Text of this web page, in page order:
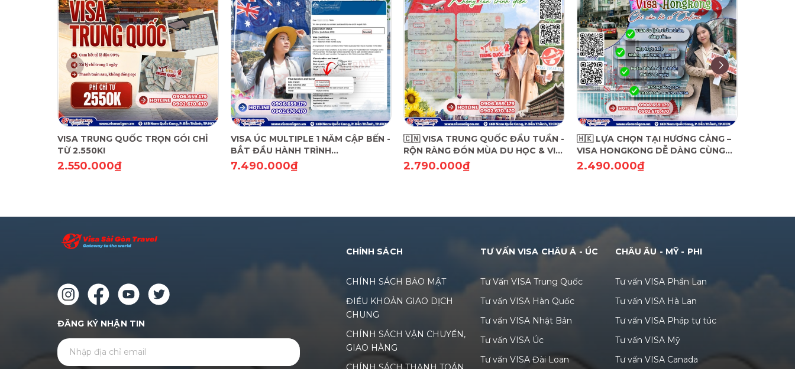
VISA TRUNG QUỐC TRỌN GÓI CHỈ
TỪ 2.550K!
2.550.000₫
VISA ÚC MULTIPLE 1 NĂM CẬP BẾN -
BẮT ĐẦU HÀNH TRÌNH
"FREESTYLE"!
7.490.000₫
🇨🇳 VISA TRUNG QUỐC ĐẦU TUẦN -
RỘN RÀNG ĐÓN MÙA DU HỌC & VI
VU DU LỊCH! 🇨🇳
2.790.000₫
🇭🇰 LỰA CHỌN TẠI HƯƠNG CẢNG –
VISA HONGKONG DỄ DÀNG CÙNG
VISA SÀI GÒN!
2.490.000₫
ĐĂNG KÝ NHẬN TIN
CHÍNH SÁCH
CHÍNH SÁCH BẢO MẬT
ĐIỀU KHOẢN GIAO DỊCH
CHUNG
CHÍNH SÁCH VẬN CHUYỂN,
GIAO HÀNG
TƯ VẤN VISA CHÂU Á - ÚC
Tư Vấn VISA Trung Quốc
Tư vấn VISA Hàn Quốc
Tư vấn VISA Nhật Bản
Tư vấn VISA Úc
Tư vấn VISA Đài Loan
CHÂU ÂU - MỸ - PHI
Tư vấn VISA Phần Lan
Tư vấn VISA Hà Lan
Tư vấn VISA Pháp tự túc
Tư vấn VISA Mỹ
Tư vấn VISA Canada